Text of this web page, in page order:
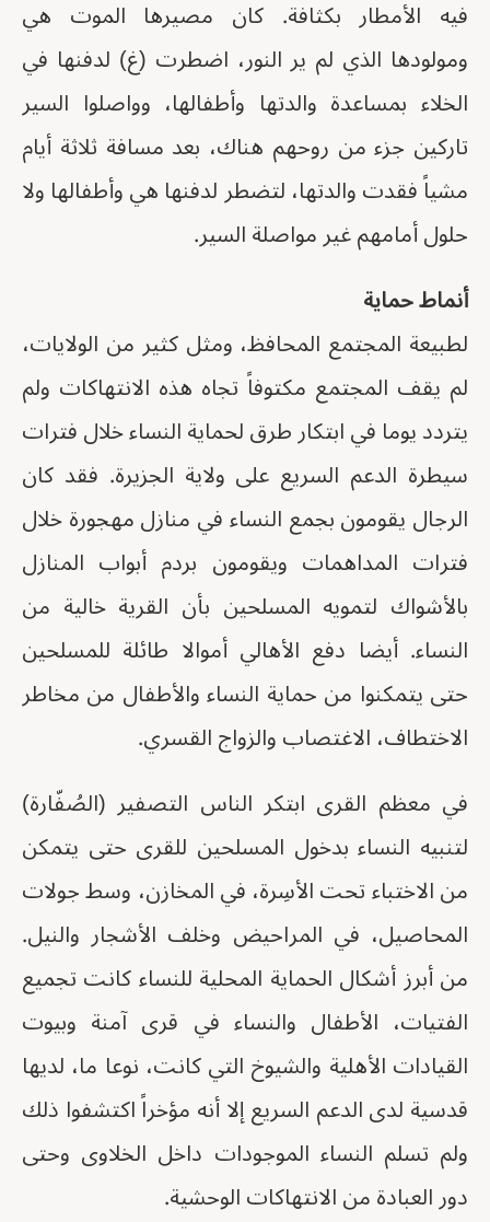
فيه الأمطار بكثافة. كان مصيرها الموت هي
ومولودها الذي لم ير النور، اضطرت (غ) لدفنها في
الخلاء بمساعدة والدتها وأطفالها، وواصلوا السير
تاركين جزء من روحهم هناك، بعد مسافة ثلاثة أيام
مشياً فقدت والدتها، لتضطر لدفنها هي وأطفالها ولا
حلول أمامهم غير مواصلة السير.
أنماط حماية
لطبيعة المجتمع المحافظ، ومثل كثير من الولايات،
لم يقف المجتمع مكتوفاً تجاه هذه الانتهاكات ولم
يتردد يوما في ابتكار طرق لحماية النساء خلال فترات
سيطرة الدعم السريع على ولاية الجزيرة. فقد كان
الرجال يقومون بجمع النساء في منازل مهجورة خلال
فترات المداهمات ويقومون بردم أبواب المنازل
بالأشواك لتمويه المسلحين بأن القرية خالية من
النساء. أيضا دفع الأهالي أموالا طائلة للمسلحين
حتى يتمكنوا من حماية النساء والأطفال من مخاطر
الاختطاف، الاغتصاب والزواج القسري.
في معظم القرى ابتكر الناس التصفير (الصُفّارة)
لتنبيه النساء بدخول المسلحين للقرى حتى يتمكن
من الاختباء تحت الأسِرة، في المخازن، وسط جولات
المحاصيل، في المراحيض وخلف الأشجار والنيل.
من أبرز أشكال الحماية المحلية للنساء كانت تجميع
الفتيات، الأطفال والنساء في قرى آمنة وبيوت
القيادات الأهلية والشيوخ التي كانت، نوعا ما، لديها
قدسية لدى الدعم السريع إلا أنه مؤخراً اكتشفوا ذلك
ولم تسلم النساء الموجودات داخل الخلاوى وحتى
دور العبادة من الانتهاكات الوحشية.